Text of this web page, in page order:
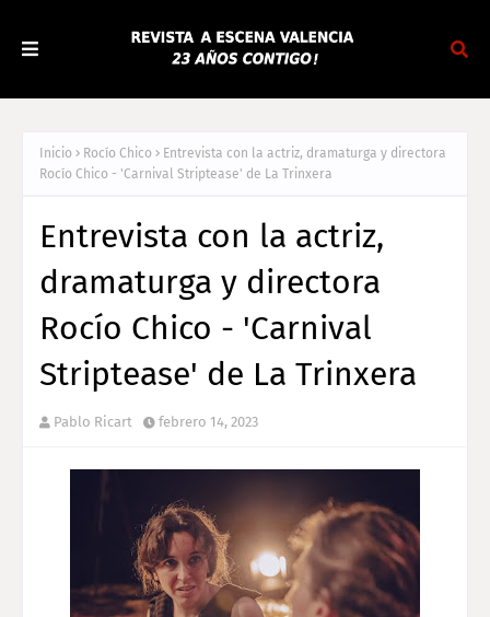
Inicio Rocío Chico
Entrevista con la actriz, dramaturga y directora
Rocío Chico - 'Carnival Striptease' de La Trinxera
Entrevista con la actriz,
dramaturga y directora
Rocío Chico - 'Carnival
Striptease' de La Trinxera
Pablo Ricart febrero 14, 2023